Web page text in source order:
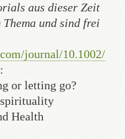
aus dieser Zeit
und sind frei
journal/10.1002/
:
or letting go?
Health